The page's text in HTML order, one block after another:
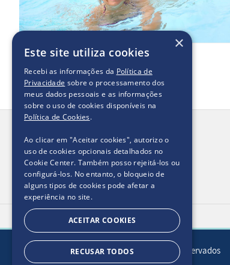
VIDA ATIVA
Benefícios da natação
Contato: 0800 055 2875
2025. Todos os direitos reservados
×
Este site utiliza cookies
Recebi as informações da Política de
Privacidade sobre o processamento dos
meus dados pessoais e as informações
sobre o uso de cookies disponíveis na
Política de Cookies.
Ao clicar em "Aceitar cookies", autorizo ​​o
uso de cookies opcionais detalhados no
Cookie Center. Também posso rejeitá-los ou
configurá-los. No entanto, o bloqueio de
alguns tipos de cookies pode afetar a
experiência no site.
ACEITAR COOKIES
RECUSAR TODOS